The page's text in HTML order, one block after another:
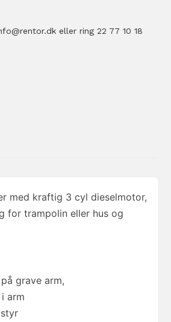
eller ring 22 77 10 18
med kraftig 3 cyl dieselmotor,
for trampolin eller hus og
grave arm,
arm